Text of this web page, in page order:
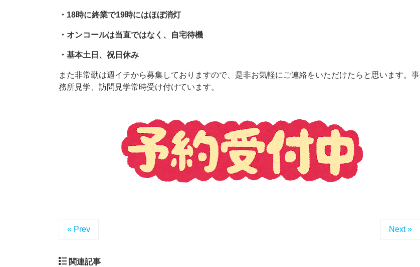
・18時に終業で19時にはほぼ消灯
・オンコールは当直ではなく、自宅待機
・基本土日、祝日休み
​また非常勤は週イチから募集しておりますので、是非お気軽にご連絡をいただけたらと思います。事
務所見学、訪問見学常時受け付けています。
« Prev Next »
関連記事